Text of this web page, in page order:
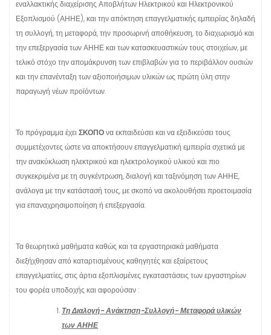
εναλλακτικής διαχείρισης Αποβλήτων Ηλεκτρικού και Ηλεκτρονικού
Εξοπλισμού (ΑΗΗΕ), και την απόκτηση επαγγελματικής εμπειρίας δηλαδή
τη συλλογή, τη μεταφορά, την προσωρινή αποθήκευση, το διαχωρισμό και
την επεξεργασία των ΑΗΗΕ και των κατασκευαστικών τους στοιχείων, με
τελικό στόχο την απομάκρυνση των επιβλαβών για το περιβάλλον ουσιών
και την επανένταξη των αξιοποιήσιμων υλικών ως πρώτη ύλη στην
παραγωγή νέων προϊόντων.
Το πρόγραμμα έχει ΣΚΟΠΟνα εκπαιδεύσει και να εξειδικεύσει τους
συμμετέχοντες ώστε να αποκτήσουν επαγγελματική εμπειρία σχετικά με
την ανακύκλωση ηλεκτρικού και ηλεκτρολογικού υλικού και πιο
συγκεκριμένα με τη συγκέντρωση, διαλογή και ταξινόμηση των ΑΗΗΕ,
ανάλογα με την κατάστασή τους, με σκοπό να ακολουθήσει προετοιμασία
για επαναχρησιμοποίηση ή επεξεργασία.
Τα θεωρητικά μαθήματα καθώς και τα εργαστηριακά μαθήματα
διεξήχθησαν από καταρτισμένους καθηγητές και εξαίρετους
επαγγελματίες, στις άρτια εξοπλισμένες εγκαταστάσεις των εργαστηρίων
του φορέα υποδοχής και αφορούσαν :
Τη Διαλογή- Ανάκτηση-Συλλογή- Μεταφορά υλικών
των ΑΗΗΕ